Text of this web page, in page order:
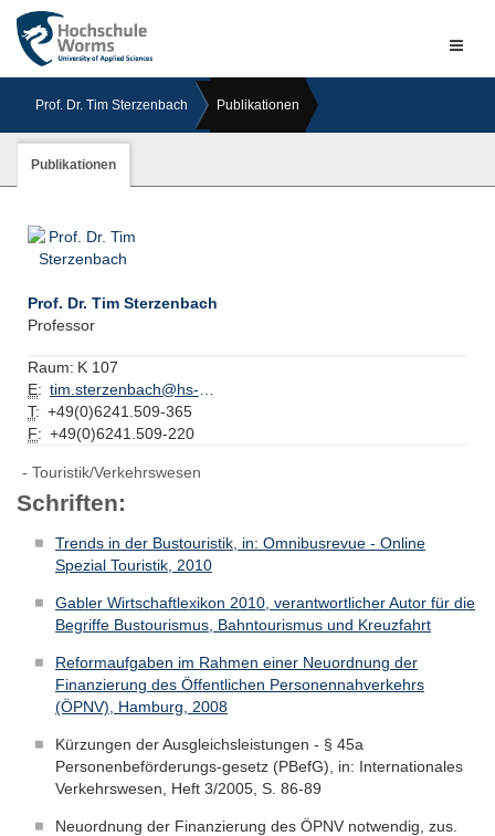
Prof. Dr. Tim Sterzenbach Publikationen
Publikationen
Prof. Dr. Tim Sterzenbach
Professor
Raum: K 107
E:
T: +49(0)6241.509-365
F: +49(0)6241.509-220
Touristik/Verkehrswesen
Schriften:
Trends in der Bustouristik, in: Omnibusrevue - Online
Spezial Touristik, 2010
Gabler Wirtschaftlexikon 2010, verantwortlicher Autor für die
Begriffe Bustourismus, Bahntourismus und Kreuzfahrt
Reformaufgaben im Rahmen einer Neuordnung der
Finanzierung des Öffentlichen Personennahverkehrs
(ÖPNV), Hamburg, 2008
Kürzungen der Ausgleichsleistungen - § 45a
Personenbeförderungs-gesetz (PBefG), in: Internationales
Verkehrswesen, Heft 3/2005, S. 86-89
Neuordnung der Finanzierung des ÖPNV notwendig, zus.